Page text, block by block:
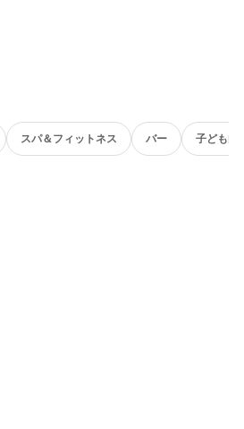
スパ＆フィットネス バー 子ども向け